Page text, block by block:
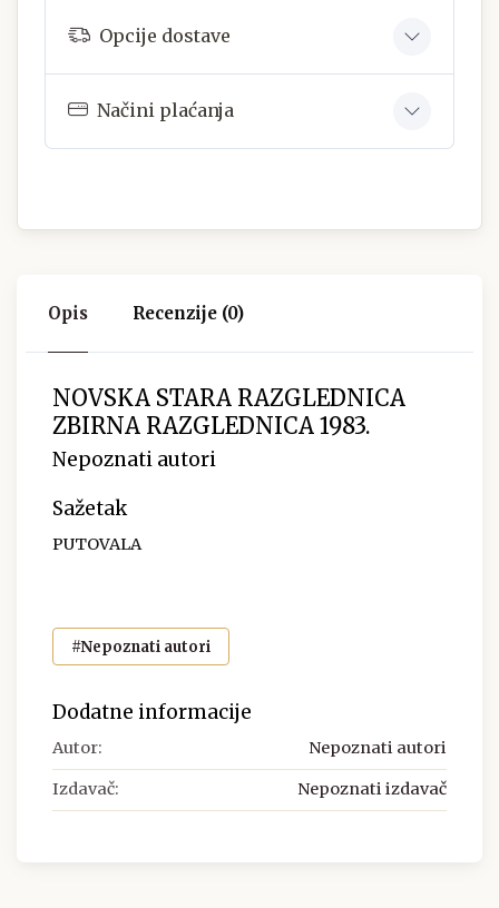
Opcije dostave
Načini plaćanja
Opis Recenzije (0)
NOVSKA STARA RAZGLEDNICA
ZBIRNA RAZGLEDNICA 1983.
Nepoznati autori
Sažetak
PUTOVALA
#Nepoznati autori
Dodatne informacije
Autor: Nepoznati autori
Izdavač: Nepoznati izdavač